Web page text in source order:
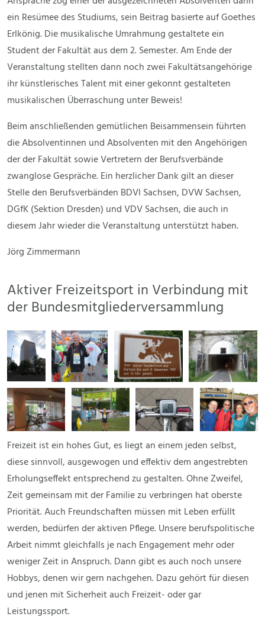
ein Resümee des Studiums, sein Beitrag basierte auf Goethes
Erlkönig. Die musikalische Umrahmung gestaltete ein
Student der Fakultät aus dem 2. Semester. Am Ende der
Veranstaltung stellten dann noch zwei Fakultätsangehörige
ihr künstlerisches Talent mit einer gekonnt gestalteten
musikalischen Überraschung unter Beweis!
Beim anschließenden gemütlichen Beisammensein führten
die Absolventinnen und Absolventen mit den Angehörigen
der der Fakultät sowie Vertretern der Berufsverbände
zwanglose Gespräche. Ein herzlicher Dank gilt an dieser
Stelle den Berufsverbänden BDVI Sachsen, DVW Sachsen,
DGfK (Sektion Dresden) und VDV Sachsen, die auch in
diesem Jahr wieder die Veranstaltung unterstützt haben.
Jörg Zimmermann
Aktiver Freizeitsport in Verbindung mit
der Bundesmitgliederversammlung
Freizeit ist ein hohes Gut, es liegt an einem jeden selbst,
diese sinnvoll, ausgewogen und effektiv dem angestrebten
Erholungseffekt entsprechend zu gestalten. Ohne Zweifel,
Zeit gemeinsam mit der Familie zu verbringen hat oberste
Priorität. Auch Freundschaften müssen mit Leben erfüllt
werden, bedürfen der aktiven Pflege. Unsere berufspolitische
Arbeit nimmt gleichfalls je nach Engagement mehr oder
weniger Zeit in Anspruch. Dann gibt es auch noch unsere
Hobbys, denen wir gern nachgehen. Dazu gehört für diesen
und jenen mit Sicherheit auch Freizeit- oder gar
Leistungssport.